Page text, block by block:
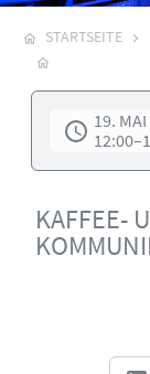
STARTSEITE
19. MAI
12:00–
KAFFEE-